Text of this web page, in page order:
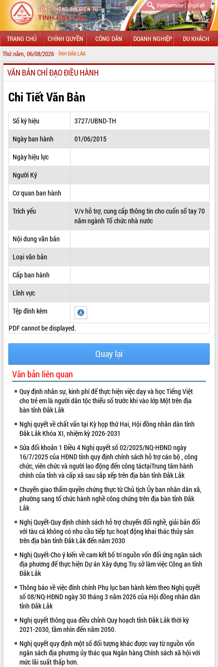
Vietnamese| English
TRANG CHỦ CHÍNH QUYỀN CÔNG DÂN DOANH NGHIỆP DU KHÁCH
Thứ năm, 06/08/2026
GIỚI THIỆU
LÃNH ĐẠO UBND TỈNH
TIN TỨC SỰ KIỆN
SỞ, BAN, NGÀNH
THÔNG TIN CHỈ ĐẠO ĐIỀU HÀNH
HỆ THỐNG VĂN BẢN
VĂN BẢN HĐND TỈNH
ĐIỂM TIN VĂN BẢN
VIDEO
Loading the player...
Bí thư Tỉnh ủy Lương Nguyễn Minh
Triết thăm, tặng quà người có công với
cách mạng
văn hóa, thể thao đáp ứng yêu cầu
phát triển mới
Thường trực HĐND tỉnh Đắk Lắk gặp
mặt Đoàn chuyên gia y tế TP. Hồ Chí
Minh
Lễ truy điệu và an táng hài cốt liệt sĩ
tại Nghĩa trang Liệt sĩ xã Sơn Hòa
Bàn giải pháp tháo gỡ khó khăn trong
xuất khẩu sầu riêng và triển khai quy
định EUDR
Thứ trưởng Bộ Nông nghiệp và Môi
trường Nguyễn Hoàng Hiệp khảo sát
vùng trồng và doanh nghiệp đóng gói
sầu riêng tại Đắk Lắk
ALBUM ẢNH
LIÊN KẾT WEB
VĂN BẢN CHỈ ĐẠO ĐIỀU HÀNH
Chi Tiết Văn Bản
Số ký hiệu
3727/UBND-TH
Ngày ban hành
01/06/2015
Ngày hiệu lực
Người Ký
Cơ quan ban hành
Trích yếu
V/v hỗ trợ, cung cấp thông tin cho cuốn sổ tay 70
năm ngành Tổ chức nhà nước
Nội dung văn bản
Loại văn bản
Cấp ban hành
Lĩnh vực
Tệp đính kèm
PDF cannot be displayed.
Quay lại
Văn bản liên quan
Quy định nhân sự, kinh phí để thực hiện việc dạy và học Tiếng Việt
cho trẻ em là người dân tộc thiểu số trước khi vào lớp Một trên địa
bàn tỉnh Đắk Lắk
Nghị quyết về chất vấn tại Kỳ họp thứ Hai, Hội đồng nhân dân tỉnh
Đắk Lắk Khóa XI, nhiệm kỳ 2026-2031
Sửa đổi khoản 1 Điều 4 Nghị quyết số 02/2025/NQ-HĐND ngày
16/7/2025 của HĐND tỉnh quy định chính sách hỗ trợ cán bộ , công
chức, viên chức và người lao động đến công táctạiTrung tâm hành
chính của tỉnh và cấp xã sau sắp xếp trên địa bàn tỉnh Đắk Lắk
Chuyển giao thẩm quyền chứng thực từ Chủ tịch Ủy ban nhân dân xã,
phường sang tổ chức hành nghề công chứng trên địa bàn tỉnh Đắk
Lắk
Nghị Quyết-Quy định chính sách hỗ trợ chuyển đổi nghề, giải bản đối
với tàu cá không có nhu cầu tiếp tục hoạt động khai thác thủy sản
trên địa bàn tỉnh Đắk Lắk đến năm 2030
Nghị Quyết-Cho ý kiến về cam kết bố trí nguồn vốn đối ứng ngân sách
địa phương để thực hiện Dự án Xây dựng Trụ sở làm việc Công an tỉnh
Đắk Lắk
Thông báo về việc đính chính Phụ lục ban hành kèm theo Nghị quyết
số 08/NQ-HĐND ngày 30 tháng 3 năm 2026 của Hội đồng nhân dân
tỉnh Đắk Lắk
Nghị quyết thông qua điều chỉnh Quy hoạch tỉnh Đắk Lắk thời kỳ
2021-2030, tầm nhìn đến năm 2050.
Nghị quyết quy định một số đối tượng khác được vay từ nguồn vốn
ngân sách địa phương ủy thác qua Ngân hàng Chính sách xã hội với
mức lãi suất thấp hơn.